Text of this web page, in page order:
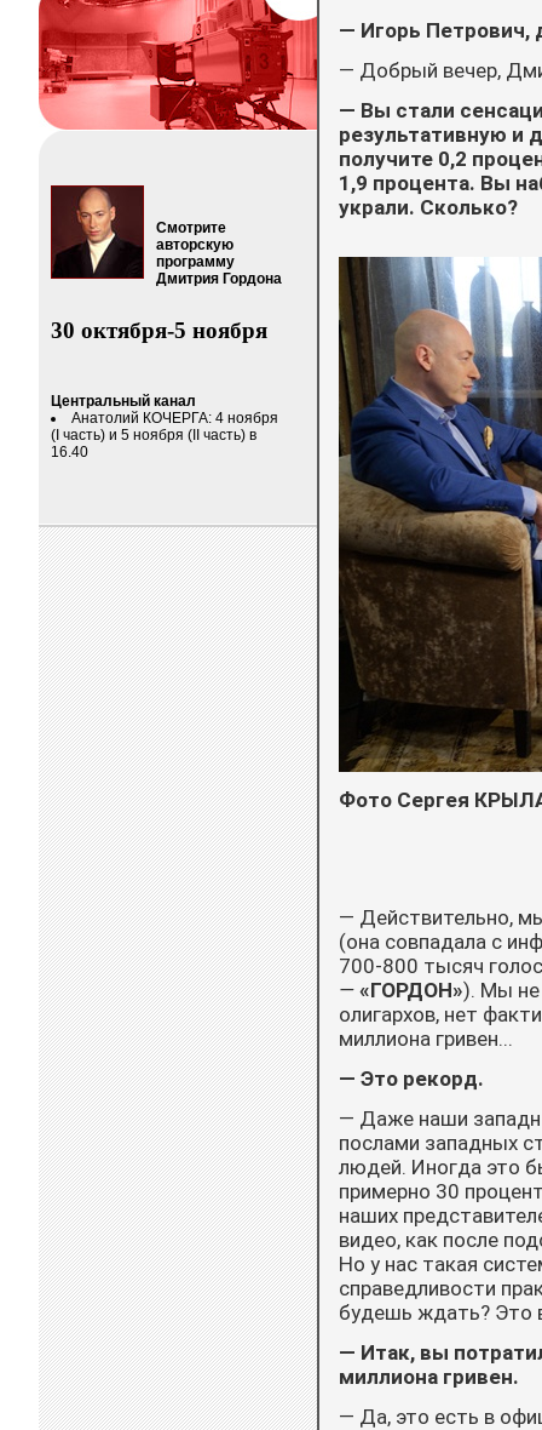
Смотрите
авторскую
программу
Дмитрия Гордона
30 октября-5 ноября
Центральный канал
Анатолий КОЧЕРГА: 4 ноября
(I часть) и 5 ноября (II часть) в
16.40
— Игорь Петрович,
— Добрый вечер,
— Вы стали
результативную и
получите 0,2
1,9 процента. Вы
украли. Сколько?
Фото Сергея
— Действительно,
(она совпадала с
700-800 тысяч
— «ГОРДОН»). Мы не
олигархов, нет
миллиона гривен...
— Это рекорд.
— Даже наши
послами западных
людей. Иногда это
примерно 30
наших
видео, как после
Но у нас такая
справедливости
будешь ждать? Это
— Итак, вы
миллиона гривен.
— Да, это есть в